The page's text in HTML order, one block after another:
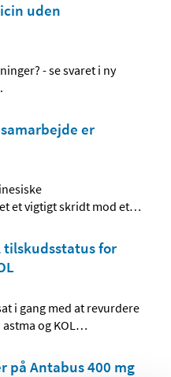
uden
- se svaret i ny
er
et vigtigt skridt mod et…
tilskudsstatus for
i gang med at revurdere
og KOL…
på Antabus 400 mg